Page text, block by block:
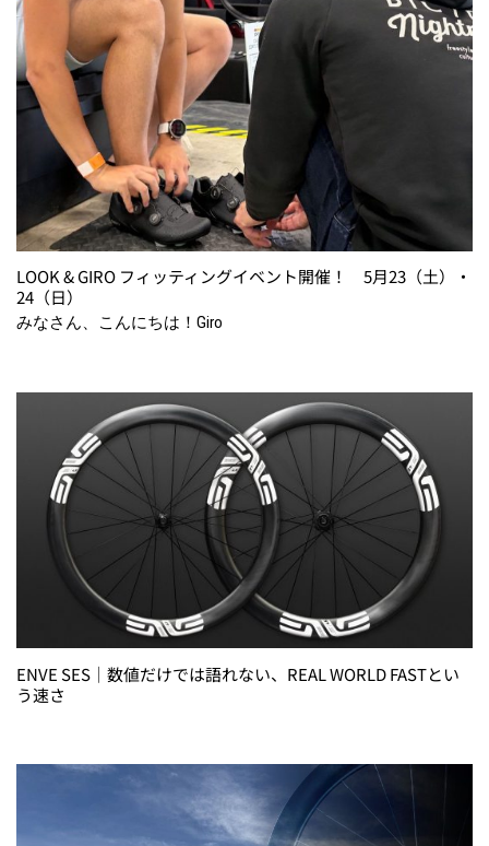
LOOK & GIRO フィッティングイベント開催！ 5月23（土）・
24（日）
みなさん、こんにちは！Giro
ENVE SES｜数値だけでは語れない、REAL WORLD FASTとい
う速さ